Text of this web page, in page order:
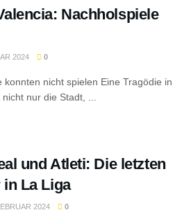
Nachholspiele
2024 0
konnten nicht spielen Eine Tragödie in
nur die Stadt, ...
und Atleti: Die letzten
in La Liga
2024 0